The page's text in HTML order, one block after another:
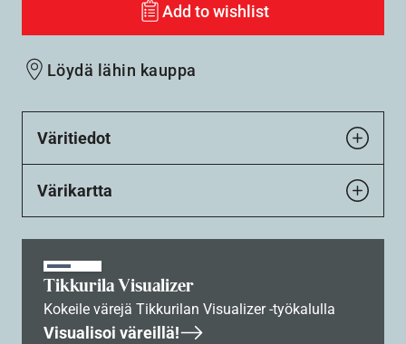
Add to wishlist
Löydä lähin kauppa
Väritiedot
Värikartta
Tikkurila Visualizer
Kokeile värejä Tikkurilan Visualizer -työkalulla
Visualisoi väreillä!